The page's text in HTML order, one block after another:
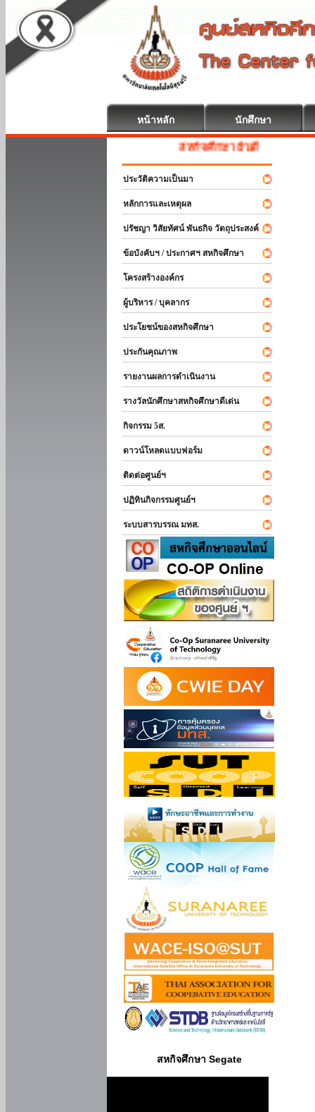
หน้าหลัก นักศึกษา
สหกิจศึกษา ยินดีต้อนรับ
ประวัติความเป็นมา
หลักการและเหตุผล
ปรัชญา วิสัยทัศน์ พันธกิจ วัตถุประสงค์
ข้อบังคับฯ / ประกาศฯ สหกิจศึกษา
โครงสร้างองค์กร
ผู้บริหาร / บุคลากร
ประโยชน์ของสหกิจศึกษา
ประกันคุณภาพ
รายงานผลการดำเนินงาน
รางวัลนักศึกษาสหกิจศึกษาดีเด่น
กิจกรรม 5ส.
ดาวน์โหลดแบบฟอร์ม
ติดต่อศูนย์ฯ
ปฏิทินกิจกรรมศูนย์ฯ
ระบบสารบรรณ มทส.
สหกิจศึกษา Segate